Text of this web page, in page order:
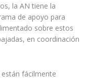
la AN tiene la
de apoyo para
sobre estos
en coordinación
fácilmente